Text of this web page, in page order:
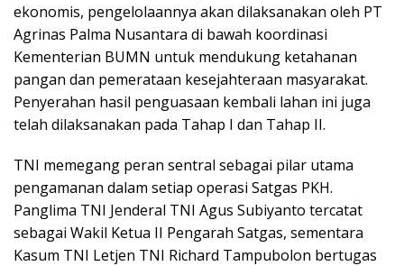
ekonomis, pengelolaannya akan dilaksanakan oleh PT
Agrinas Palma Nusantara di bawah koordinasi
Kementerian BUMN untuk mendukung ketahanan
pangan dan pemerataan kesejahteraan masyarakat.
Penyerahan hasil penguasaan kembali lahan ini juga
telah dilaksanakan pada Tahap I dan Tahap II.
TNI memegang peran sentral sebagai pilar utama
pengamanan dalam setiap operasi Satgas PKH.
Panglima TNI Jenderal TNI Agus Subiyanto tercatat
sebagai Wakil Ketua II Pengarah Satgas, sementara
Kasum TNI Letjen TNI Richard Tampubolon bertugas